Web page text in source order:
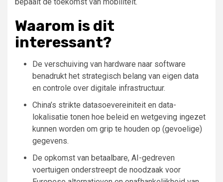
Waarom is dit
interessant?
De verschuiving van hardware naar software
benadrukt het strategisch belang van eigen data
en controle over digitale infrastructuur.
China’s strikte datasoevereiniteit en data-
lokalisatie tonen hoe beleid en wetgeving ingezet
kunnen worden om grip te houden op (gevoelige)
gegevens.
De opkomst van betaalbare, AI-gedreven
voertuigen onderstreept de noodzaak voor